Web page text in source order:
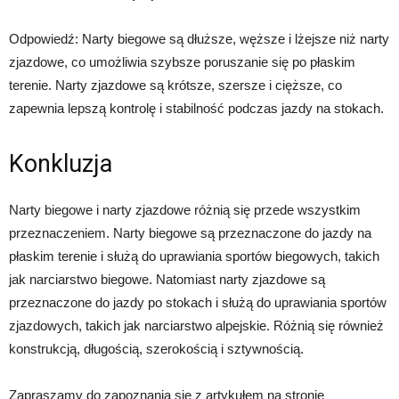
Odpowiedź: Narty biegowe są dłuższe, węższe i lżejsze niż narty
zjazdowe, co umożliwia szybsze poruszanie się po płaskim
terenie. Narty zjazdowe są krótsze, szersze i cięższe, co
zapewnia lepszą kontrolę i stabilność podczas jazdy na stokach.
Konkluzja
Narty biegowe i narty zjazdowe różnią się przede wszystkim
przeznaczeniem. Narty biegowe są przeznaczone do jazdy na
płaskim terenie i służą do uprawiania sportów biegowych, takich
jak narciarstwo biegowe. Natomiast narty zjazdowe są
przeznaczone do jazdy po stokach i służą do uprawiania sportów
zjazdowych, takich jak narciarstwo alpejskie. Różnią się również
konstrukcją, długością, szerokością i sztywnością.
Zapraszamy do zapoznania się z artykułem na stronie